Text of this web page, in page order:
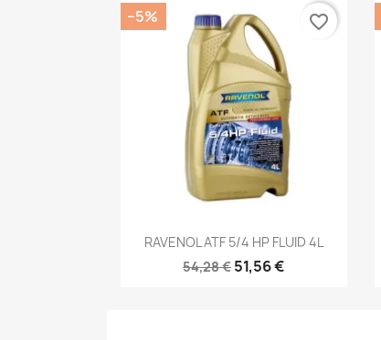
Kiirvaade
RAVENOL ATF 5/4 HP FLUID 4L
54,28 €51,56 €
−5% favorite_border